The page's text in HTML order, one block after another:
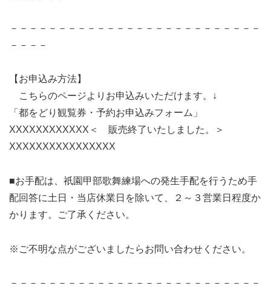
－－－－－－－－－－－－－－－－－－－－－－－－－－
－－－－
【お申込み方法】
こちらのページよりお申込みいただけます。↓
「都をどり観覧券・予約お申込みフォーム」
XXXXXXXXXXXX＜ 販売終了いたしました。＞
XXXXXXXXXXXXXXXX
■お手配は、祇園甲部歌舞練場への発生手配を行うため手
配回答に土日・当店休業日を除いて、２～３営業日程度か
かります。ご了承ください。
※ご不明な点がございましたらお問い合わせください。
－－－－－－－－－－－－－－－－－－－－－－－－－－